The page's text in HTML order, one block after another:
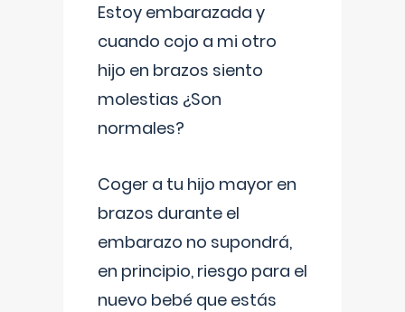
Estoy embarazada y
cuando cojo a mi otro
hijo en brazos siento
molestias ¿Son
normales?
Coger a tu hijo mayor en
brazos durante el
embarazo no supondrá,
en principio, riesgo para el
nuevo bebé que estás